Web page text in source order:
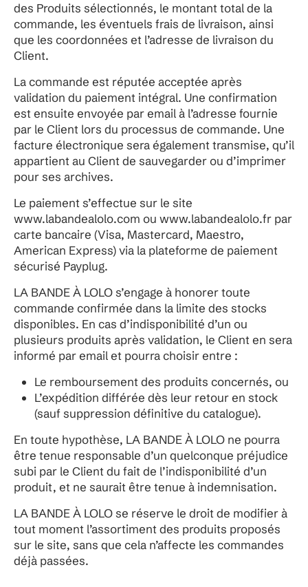
des Produits sélectionnés, le montant total de la
commande, les éventuels frais de livraison, ainsi
que les coordonnées et l’adresse de livraison du
Client.
La commande est réputée acceptée après
validation du paiement intégral. Une confirmation
est ensuite envoyée par email à l’adresse fournie
par le Client lors du processus de commande. Une
facture électronique sera également transmise, qu’il
appartient au Client de sauvegarder ou d’imprimer
pour ses archives.
Le paiement s’effectue sur le site
www.labandealolo.com ou www.labandealolo.fr par
carte bancaire (Visa, Mastercard, Maestro,
American Express) via la plateforme de paiement
sécurisé Payplug.
LA BANDE À LOLO s’engage à honorer toute
commande confirmée dans la limite des stocks
disponibles. En cas d’indisponibilité d’un ou
plusieurs produits après validation, le Client en sera
informé par email et pourra choisir entre :
Le remboursement des produits concernés, ou
L’expédition différée dès leur retour en stock
(sauf suppression définitive du catalogue).
En toute hypothèse, LA BANDE À LOLO ne pourra
être tenue responsable d’un quelconque préjudice
subi par le Client du fait de l’indisponibilité d’un
produit, et ne saurait être tenue à indemnisation.
LA BANDE À LOLO se réserve le droit de modifier à
tout moment l’assortiment des produits proposés
sur le site, sans que cela n’affecte les commandes
déjà passées.